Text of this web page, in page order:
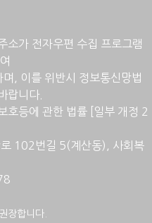
가 전자우편 수집 프로그램
, 이를 위반시 정보통신망법
랍니다.
호등에 관한 법률 [일부 개정 2
102번길 5(계산동), 사회복
장합니다.